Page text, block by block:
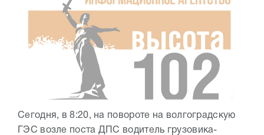
Сегодня, в 8:20, на повороте на волгоградскую
ГЭС возле поста ДПС водитель грузовика-